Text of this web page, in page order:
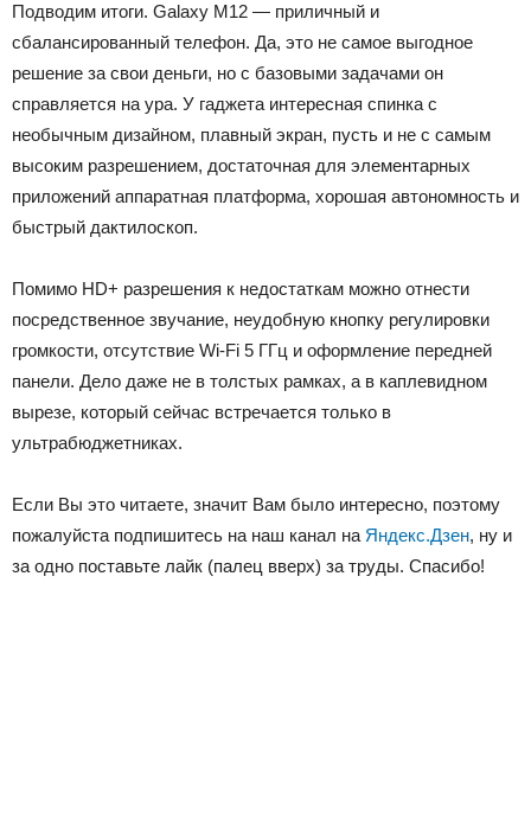
Подводим итоги. Galaxy M12 — приличный и
сбалансированный телефон. Да, это не самое выгодное
решение за свои деньги, но с базовыми задачами он
справляется на ура. У гаджета интересная спинка с
необычным дизайном, плавный экран, пусть и не с самым
высоким разрешением, достаточная для элементарных
приложений аппаратная платформа, хорошая автономность и
быстрый дактилоскоп.
Помимо HD+ разрешения к недостаткам можно отнести
посредственное звучание, неудобную кнопку регулировки
громкости, отсутствие Wi-Fi 5 ГГц и оформление передней
панели. Дело даже не в толстых рамках, а в каплевидном
вырезе, который сейчас встречается только в
ультрабюджетниках.
Если Вы это читаете, значит Вам было интересно, поэтому
пожалуйста подпишитесь на наш канал на Яндекс.Дзен, ну и
за одно поставьте лайк (палец вверх) за труды. Спасибо!